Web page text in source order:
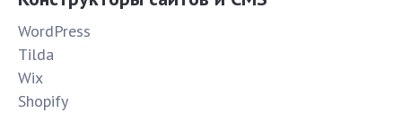
WordPress
Tilda
Wix
Shopify